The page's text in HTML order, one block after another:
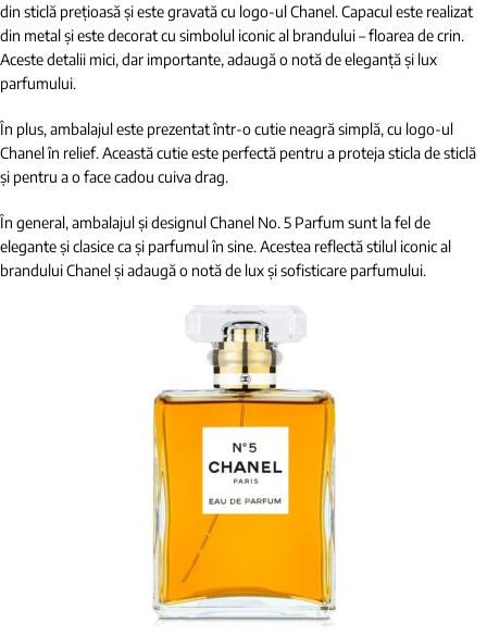
din sticlă prețioasă și este gravată cu logo-ul Chanel. Capacul este realizat
din metal și este decorat cu simbolul iconic al brandului – floarea de crin.
Aceste detalii mici, dar importante, adaugă o notă de eleganță și lux
parfumului.
În plus, ambalajul este prezentat într-o cutie neagră simplă, cu logo-ul
Chanel în relief. Această cutie este perfectă pentru a proteja sticla de sticlă
și pentru a o face cadou cuiva drag.
În general, ambalajul și designul Chanel No. 5 Parfum sunt la fel de
elegante și clasice ca și parfumul în sine. Acestea reflectă stilul iconic al
brandului Chanel și adaugă o notă de lux și sofisticare parfumului.